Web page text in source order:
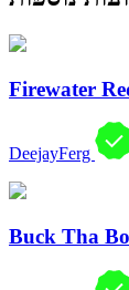
Firewater
DeejayFerg
Buck Tha